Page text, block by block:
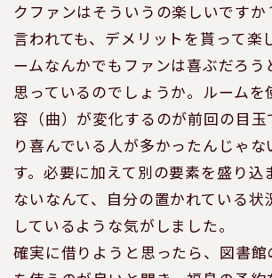
クファンはそういうの楽しいですか
言われても、デメリットを貰って楽
ームなんかでもファンは喜ぶだろう
思っているのでしょうか。ルームを
容（曲）が変化するのが前回の目玉
り喜んでいる人が多かったんじゃな
す。必要に加えて別の要素を盛り込
ないなんて、自分の置かれている状
しているような気がしました。
確実に借りようと思ったら、図書館